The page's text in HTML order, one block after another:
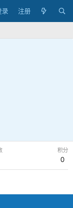
录 注册
积分
0